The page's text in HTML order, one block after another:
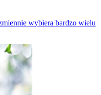
wybiera bardzo wielu